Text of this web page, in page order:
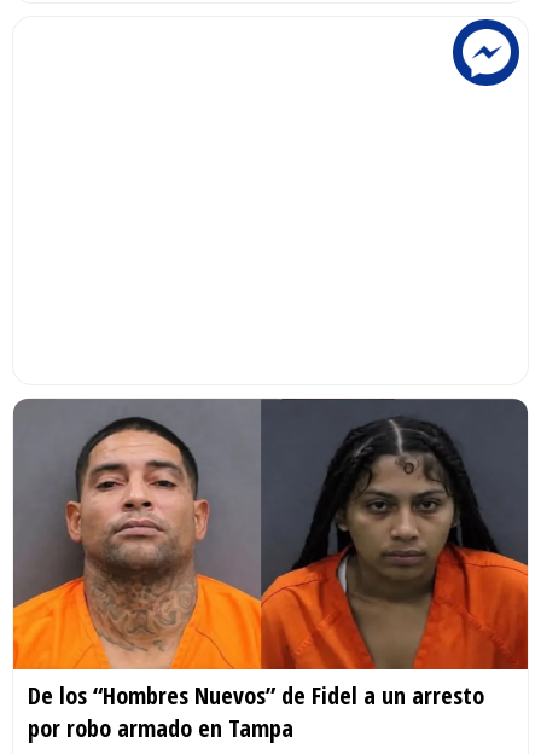
De los “Hombres Nuevos” de Fidel a un arresto
por robo armado en Tampa